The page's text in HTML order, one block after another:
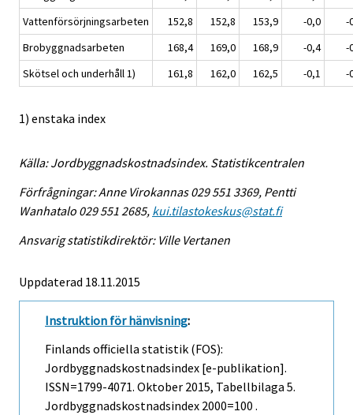
Vattenförsörjningsarbeten
152,8 152,8 153,9 -0,0
-
Brobyggnadsarbeten
168,4 169,0 168,9 -0,4
-
Skötsel och underhåll 1)
161,8 162,0 162,5 -0,1 -
1) enstaka index
Källa: Jordbyggnadskostnadsindex. Statistikcentralen
Förfrågningar: Anne Virokannas 029 551 3369, Pentti
Wanhatalo 029 551 2685, kui.tilastokeskus@stat.fi
Ansvarig statistikdirektör: Ville Vertanen
Uppdaterad 18.11.2015
Instruktion för hänvisning:
Finlands officiella statistik (FOS):
Jordbyggnadskostnadsindex [e-publikation].
ISSN=1799-4071. Oktober 2015, Tabellbilaga 5.
Jordbyggnadskostnadsindex 2000=100 .